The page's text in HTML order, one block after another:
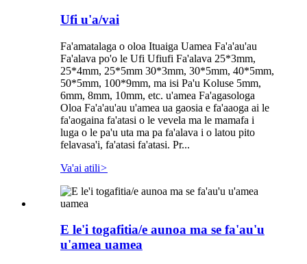
Ufi u'a/vai
Fa'amatalaga o oloa Ituaiga Uamea Fa'a'au'au
Fa'alava po'o le Ufi Ufiufi Fa'alava 25*3mm,
25*4mm, 25*5mm 30*3mm, 30*5mm, 40*5mm,
50*5mm, 100*9mm, ma isi Pa'u Koluse 5mm,
6mm, 8mm, 10mm, etc. u'amea Fa'agasologa
Oloa Fa'a'au'au u'amea ua gaosia e fa'aaoga ai le
fa'aogaina fa'atasi o le vevela ma le mamafa i
luga o le pa'u uta ma pa fa'alava i o latou pito
felavasa'i, fa'atasi fa'atasi. Pr...
Va'ai atili>
E le'i togafitia/e aunoa ma se fa'au'u
u'amea uamea